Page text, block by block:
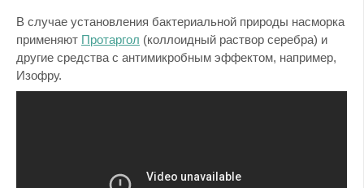
В случае установления бактериальной природы насморка
применяют Протаргол (коллоидный раствор серебра) и
другие средства с антимикробным эффектом, например,
Изофру.